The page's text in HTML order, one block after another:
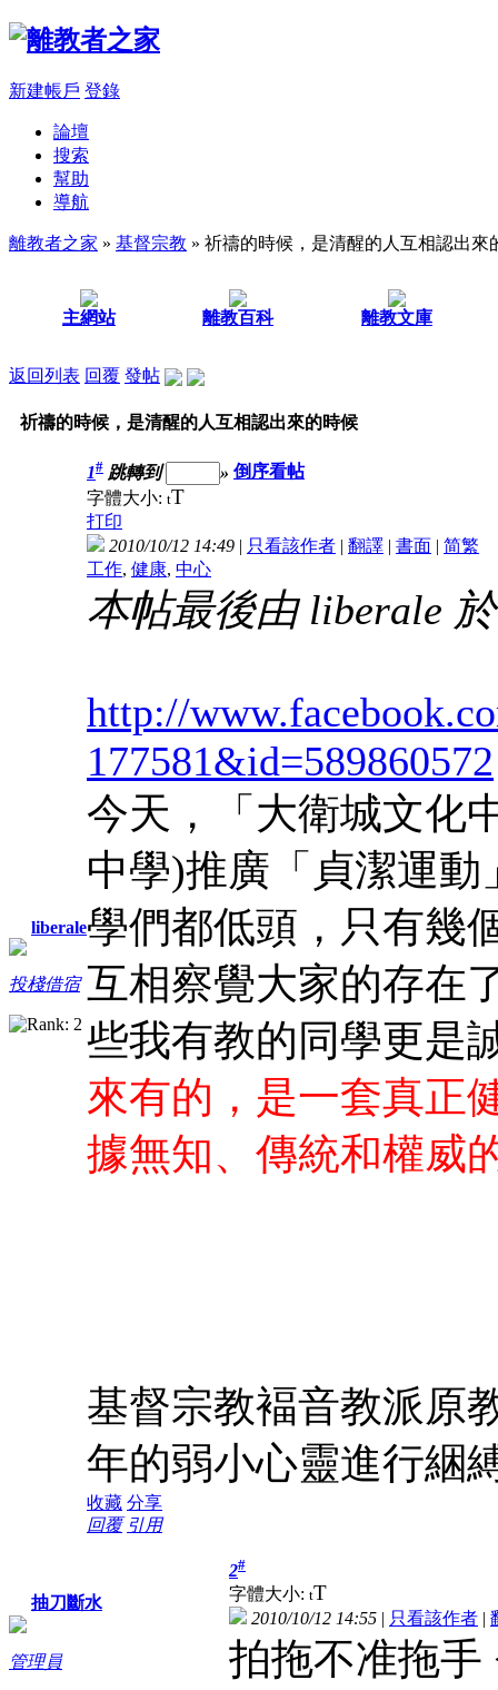
新建帳戶 登錄
論壇
搜索
幫助
導航
離教者之家 » 基督宗教 » 祈禱的時候，是清醒的人互相認出來
主網站 離教百科 離教文庫
返回列表 回覆 發帖
祈禱的時候，是清醒的人互相認出來的時候
liberale
投棧借宿
1# 跳轉到 » 倒序看帖
字體大小: tT
打印
2010/10/12 14:49 | 只看該作者 | 翻譯 | 書面 | 简繁
工作, 健康, 中心
本帖最後由 liberale
http://
177581&id=589860572
今天，「大衛城文化
中學)推廣「貞潔運
學們都低頭，只有幾
互相察覺大家的存在
些我有教的同學更是
來有的，是一套真正
據無知、傳統和權威
基督宗教褔音教派原
年的弱小心靈進行綑
收藏 分享
回覆 引用
抽刀斷水
管理員
2#
字體大小: tT
2010/10/12 14:55 | 只看該作者 |
拍拖不准拖